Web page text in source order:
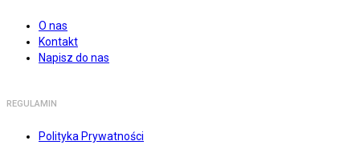
O nas
Kontakt
Napisz do nas
REGULAMIN
Polityka Prywatności